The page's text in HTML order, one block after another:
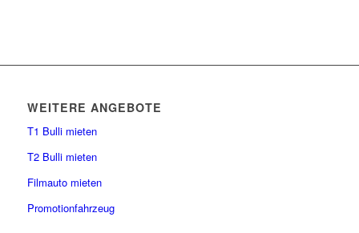
WEITERE ANGEBOTE
T1 Bulli mieten
T2 Bulli mieten
Filmauto mieten
Promotionfahrzeug